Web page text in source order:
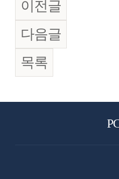
이전글
다음글
목록